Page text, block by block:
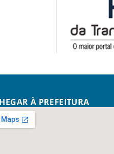
À PREFEITURA